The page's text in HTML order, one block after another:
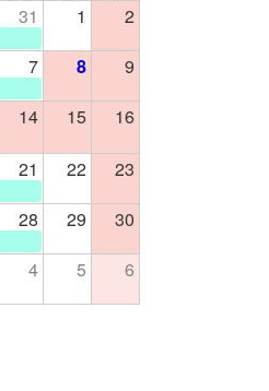
31 1 2
7 8 9
14 15 16
21 22 23
28 29 30
4 5 6